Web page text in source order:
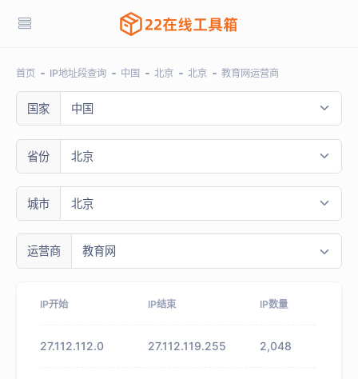
首页 IP地址段查询 中国 北京 北京 教育网运营商
国家 中国
省份 北京
城市 北京
运营商 教育网
IP开始 IP结束 IP数量
27.112.112.0 27.112.119.255 2,048